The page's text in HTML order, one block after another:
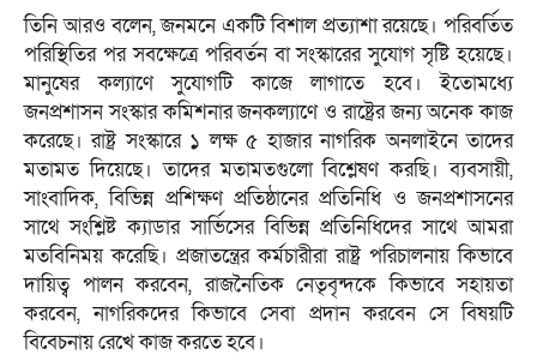
তিনি আরও বলেন, জনমনে একটি বিশাল প্রত্যাশা রয়েছে। পরিবর্তিত
পরিস্থিতির পর সবক্ষেত্রে পরিবর্তন বা সংস্কারের সুযোগ সৃষ্টি হয়েছে।
মানুষের কল্যাণে সুযোগটি কাজে লাগাতে হবে। ইতোমধ্যে
জনপ্রশাসন সংস্কার কমিশনার জনকল্যাণে ও রাষ্ট্রের জন্য অনেক কাজ
করেছে। রাষ্ট্র সংস্কারে ১ লক্ষ ৫ হাজার নাগরিক অনলাইনে তাদের
মতামত দিয়েছে। তাদের মতামতগুলো বিশ্লেষণ করছি। ব্যবসায়ী,
সাংবাদিক, বিভিন্ন প্রশিক্ষণ প্রতিষ্ঠানের প্রতিনিধি ও জনপ্রশাসনের
সাথে সংশ্লিষ্ট ক্যাডার সার্ভিসের বিভিন্ন প্রতিনিধিদের সাথে আমরা
মতবিনিময় করেছি। প্রজাতন্ত্রের কর্মচারীরা রাষ্ট্র পরিচালনায় কিভাবে
দায়িত্ব পালন করবেন, রাজনৈতিক নেতৃবৃন্দকে কিভাবে সহায়তা
করবেন, নাগরিকদের কিভাবে সেবা প্রদান করবেন সে বিষয়টি
বিবেচনায় রেখে কাজ করতে হবে।